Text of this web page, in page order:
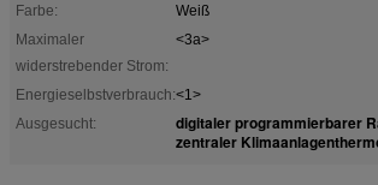
Farbe:
Weiß
Maximaler
widerstrebender Strom:
<3a>
Energieselbstverbrauch:<1>
Ausgesucht:
digitaler programmierbarer
zentraler